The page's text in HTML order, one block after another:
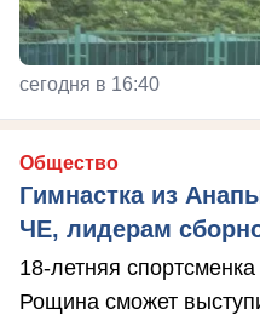
сегодня в 16:40
Общество
Гимнастка из
ЧЕ, лидерам
18-летняя
Рощина сможет